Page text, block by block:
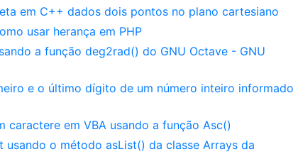
em C++ dados dois pontos no plano cartesiano
usar herança em PHP
a função deg2rad() do GNU Octave - GNU
e o último dígito de um número inteiro informado
em VBA usando a função Asc()
o método asList() da classe Arrays da